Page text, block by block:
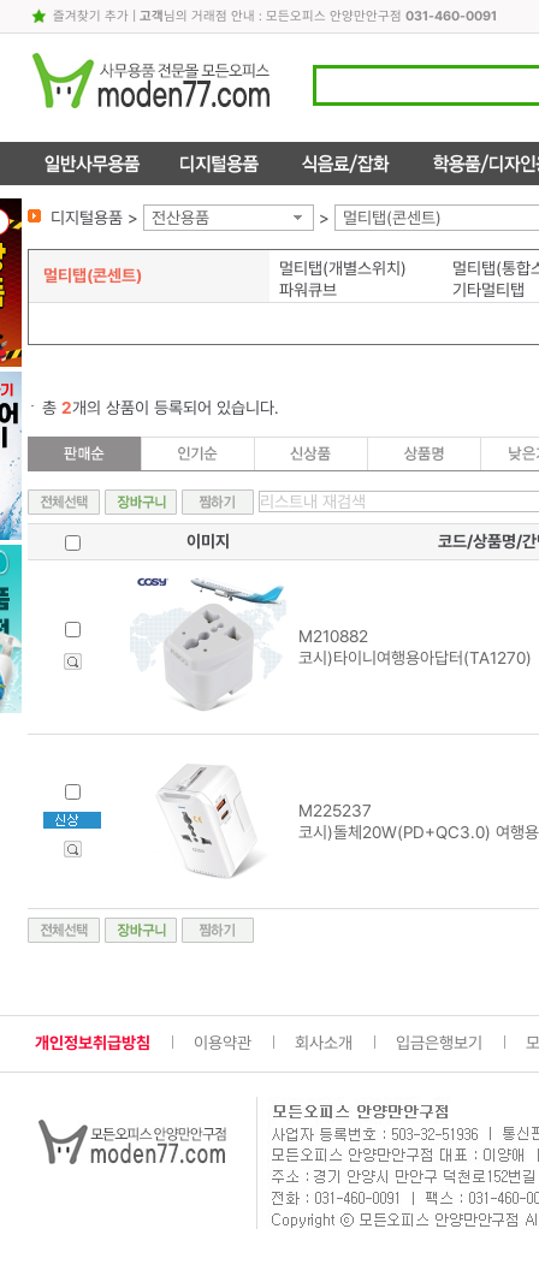
즐겨찾기 추가| 고객님의 거래점 안내 : 모든오피스 안양만안구점 031-460-0091
디지털용품 > 전산용품 > 멀티탭(콘센트)
멀티탭(콘센트) 멀티탭(개별스위치)
멀티탭(통합
파워큐브
기타멀티탭
총 2개의 상품이 등록되어 있습니다.
이미지 코드/상품명/간
M210882
코시)타이니여행용아답터(TA1270)
M225237
코시)돌체20W(PD+QC3.0) 여행
개인정보취급방침 이용약관 회사소개 입금은행보기